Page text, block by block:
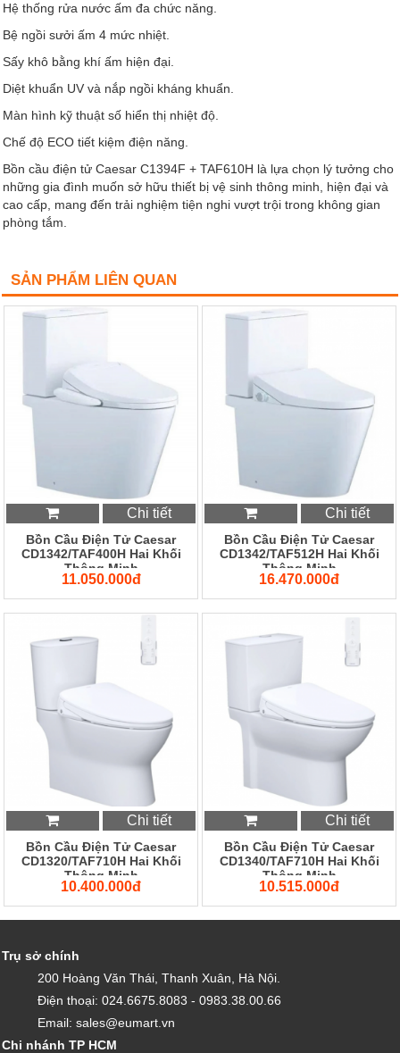
Hệ thống rửa nước ấm đa chức năng.
Bệ ngồi sưởi ấm 4 mức nhiệt.
Sấy khô bằng khí ấm hiện đại.
Diệt khuẩn UV và nắp ngồi kháng khuẩn.
Màn hình kỹ thuật số hiển thị nhiệt độ.
Chế độ ECO tiết kiệm điện năng.
Bồn cầu điện tử Caesar C1394F + TAF610H là lựa chọn lý tưởng cho
những gia đình muốn sở hữu thiết bị vệ sinh thông minh, hiện đại và
cao cấp, mang đến trải nghiệm tiện nghi vượt trội trong không gian
phòng tắm.
SẢN PHẨM LIÊN QUAN
Chi tiết
Bồn Cầu Điện Tử Caesar
CD1342/TAF400H Hai Khối
Thông Minh
11.050.000đ
Chi tiết
Bồn Cầu Điện Tử Caesar
CD1342/TAF512H Hai Khối
Thông Minh
16.470.000đ
Chi tiết
Bồn Cầu Điện Tử Caesar
CD1320/TAF710H Hai Khối
Thông Minh
10.400.000đ
Chi tiết
Bồn Cầu Điện Tử Caesar
CD1340/TAF710H Hai Khối
Thông Minh
10.515.000đ
Trụ sở chính
200 Hoàng Văn Thái, Thanh Xuân, Hà Nội.
Điện thoại: 024.6675.8083 - 0983.38.00.66
Email: sales@eumart.vn
Chi nhánh TP HCM